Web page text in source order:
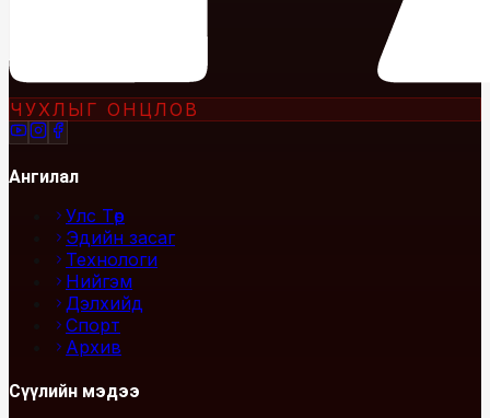
ЧУХЛЫГ ОНЦЛОВ
Ангилал
Улс Төр
Эдийн засаг
Технологи
Нийгэм
Дэлхийд
Спорт
Архив
Сүүлийн мэдээ